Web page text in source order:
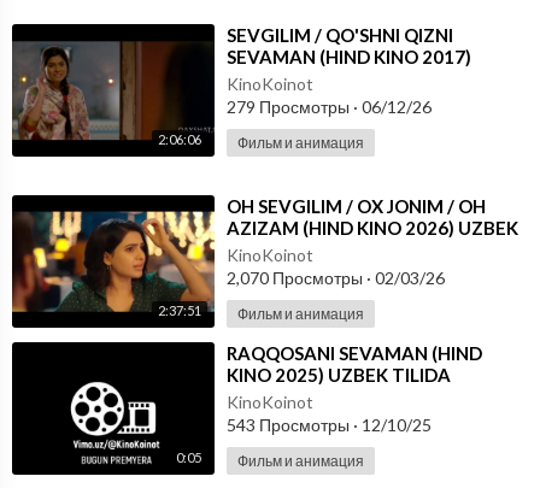
2:06:06
⁣SEVGILIM / QO'SHNI QIZNI
SEVAMAN (HIND KINO 2017)
UZBEK TILIDA
KinoKoinot
279 Просмотры · 06/12/26
Фильм и анимация
2:37:51
⁣OH SEVGILIM / OX JONIM / OH
AZIZAM (HIND KINO 2026) UZBEK
TILIDA
KinoKoinot
2,070 Просмотры · 02/03/26
Фильм и анимация
0:05
⁣RAQQOSANI SEVAMAN (HIND
KINO 2025) UZBEK TILIDA
KinoKoinot
543 Просмотры · 12/10/25
Фильм и анимация